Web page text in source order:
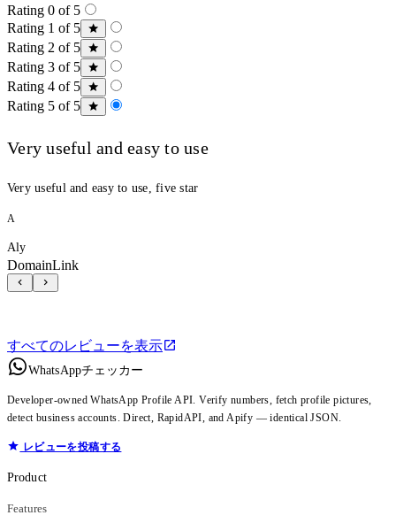
Rating 0 of 5
Rating 1 of 5
Rating 2 of 5
Rating 3 of 5
Rating 4 of 5
Rating 5 of 5
Very useful and easy to use
Very useful and easy to use, five star
A
Aly
DomainLink
すべてのレビューを表示
WhatsAppチェッカー
Developer-owned WhatsApp Profile API. Verify numbers, fetch profile pictures,
detect business accounts. Direct, RapidAPI, and Apify — identical JSON.
レビューを投稿する
Product
Features